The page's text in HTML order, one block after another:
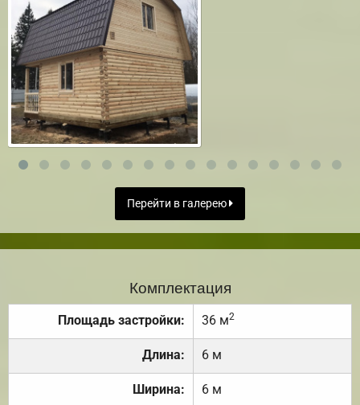
Перейти в галерею
Комплектация
Площадь застройки: 36 м2
Длина: 6 м
Ширина: 6 м